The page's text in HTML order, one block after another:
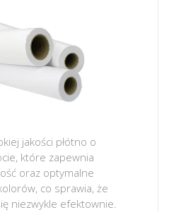
jakości płótno o
które zapewnia
oraz optymalne
co sprawia, że
niezwykle efektownie.